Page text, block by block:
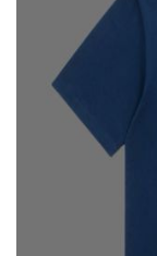
2026人気特集
衣装セット
住まい用品
アクセサリー
スカーフ
アイフォーンケ
新作入荷！ルイ・